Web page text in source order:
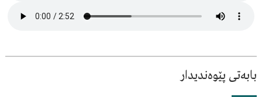
بابەتی پێوەندیدار